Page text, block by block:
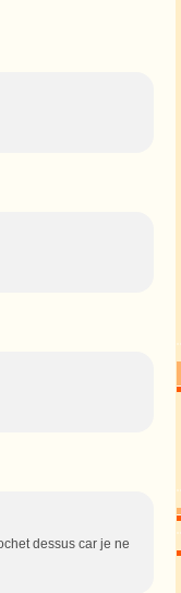
dessus car je ne